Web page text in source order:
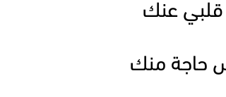
عنك
حاجة منك